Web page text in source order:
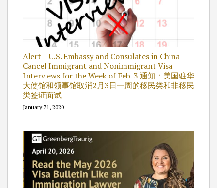
Alert – U.S. Embassy and Consulates in China
Cancel Immigrant and Nonimmigrant Visa
Interviews for the Week of Feb. 3 通知：美国驻华
大使馆和领事馆取消2月3日一周的移民类和非移民
类签证面试
January 31, 2020